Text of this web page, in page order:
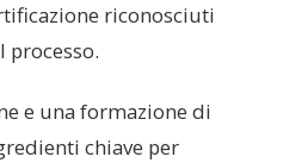
riconosciuti
processo.
e una formazione di
chiave per